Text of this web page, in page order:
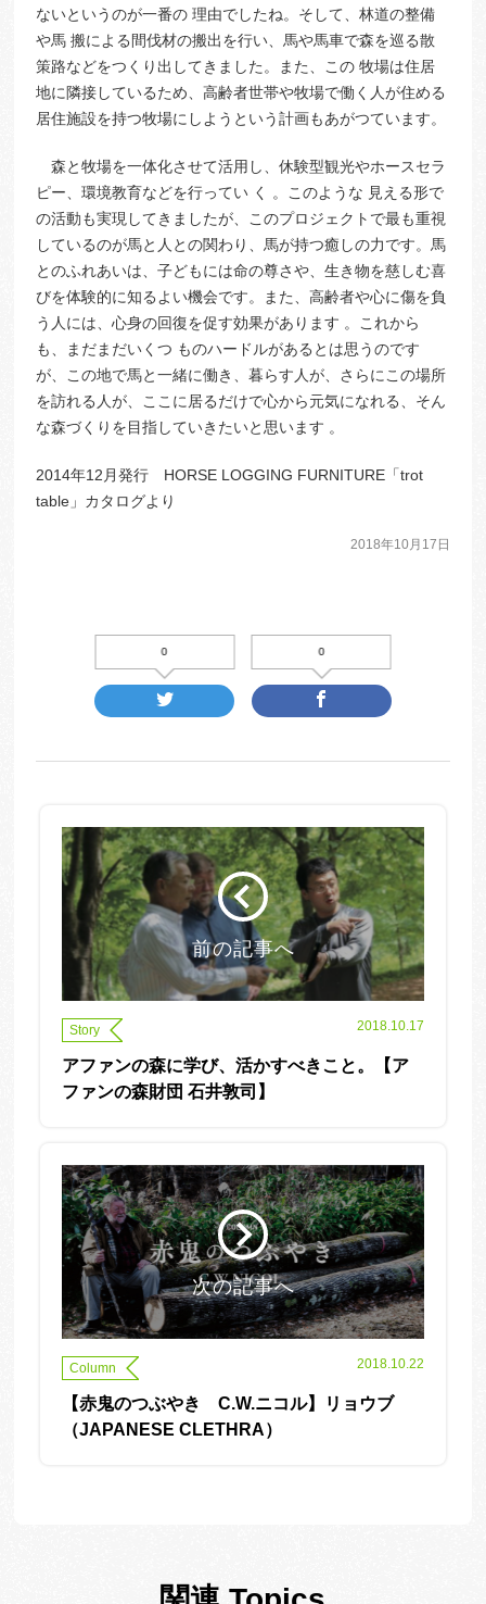
ないというのが一番の 理由でしたね。そして、林道の整備
や馬 搬による間伐材の搬出を行い、馬や馬車で森を巡る散
策路などをつくり出してきました。また、この 牧場は住居
地に隣接しているため、高齢者世帯や牧場で働く人が住める
居住施設を持つ牧場にしようという計画もあがつています。
森と牧場を一体化させて活用し、休験型観光やホースセラ
ピー、環境教育などを行ってい く 。このような 見える形で
の活動も実現してきましたが、このプロジェクトで最も重視
しているのが馬と人との関わり、馬が持つ癒しの力です。馬
とのふれあいは、子どもには命の尊さや、生き物を慈しむ喜
びを体験的に知るよい機会です。また、高齢者や心に傷を負
う人には、心身の回復を促す効果があります 。これから
も、まだまだいくつ ものハードルがあるとは思うのです
が、この地で馬と一緒に働き、暮らす人が、さらにこの場所
を訪れる人が、ここに居るだけで心から元気になれる、そん
な森づくりを目指していきたいと思います 。
2014年12月発行 HORSE LOGGING FURNITURE「trot
table」カタログより
2018年10月17日
0 0
前の記事へ
Story 2018.10.17
アファンの森に学び、活かすべきこと。【ア
ファンの森財団 石井敦司】
次の記事へ
Column 2018.10.22
【赤鬼のつぶやき C.W.ニコル】リョウブ
（JAPANESE CLETHRA）